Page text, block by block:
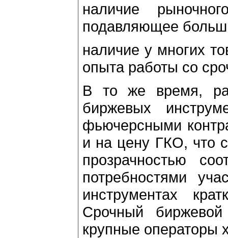
наличие
подавляющее
наличие у многих
опыта работы со
В то же время,
биржевых
фьючерсными
и на цену ГКО, что
прозрачностью
потребностями
инструментах
Срочный
крупные операторы